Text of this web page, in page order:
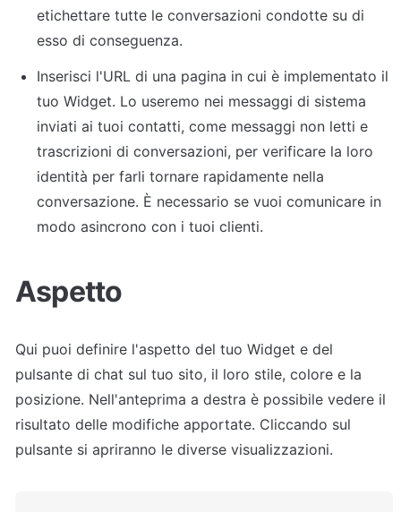
etichettare tutte le conversazioni condotte su di
esso di conseguenza.
Inserisci l'URL di una pagina in cui è implementato il
tuo Widget. Lo useremo nei messaggi di sistema
inviati ai tuoi contatti, come messaggi non letti e
trascrizioni di conversazioni, per verificare la loro
identità per farli tornare rapidamente nella
conversazione. È necessario se vuoi comunicare in
modo asincrono con i tuoi clienti.
Aspetto
Qui puoi definire l'aspetto del tuo Widget e del
pulsante di chat sul tuo sito, il loro stile, colore e la
posizione. Nell'anteprima a destra è possibile vedere il
risultato delle modifiche apportate. Cliccando sul
pulsante si apriranno le diverse visualizzazioni.